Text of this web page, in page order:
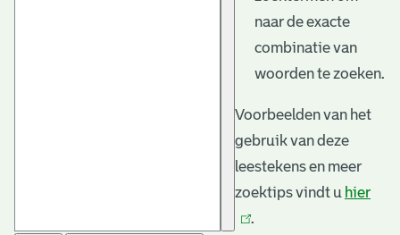
naar de exacte
combinatie van
woorden te zoeken.
Voorbeelden van het
gebruik van deze
leestekens en meer
zoektips vindt u hier
.